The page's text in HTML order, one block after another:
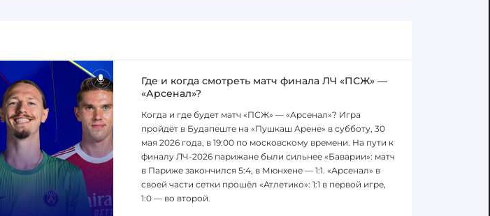
Где и когда смотреть матч финала ЛЧ «ПСЖ» —
«Арсенал»?
Когда и где будет матч «ПСЖ» — «Арсенал»? Игра
пройдёт в Будапеште на «Пушкаш Арене» в субботу, 30
мая 2026 года, в 19:00 по московскому времени. На пути к
финалу ЛЧ-2026 парижане были сильнее «Баварии»: матч
в Париже закончился 5:4, в Мюнхене — 1:1. «Арсенал» в
своей части сетки прошёл «Атлетико»: 1:1 в первой игре,
1:0 — во второй.